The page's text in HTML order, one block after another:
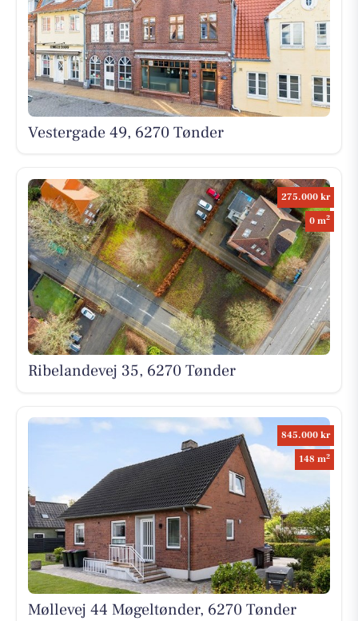
Vestergade 49, 6270 Tønder
275.000 kr
0 m2
Ribelandevej 35, 6270 Tønder
845.000 kr
148 m2
Møllevej 44 Møgeltønder, 6270 Tønder